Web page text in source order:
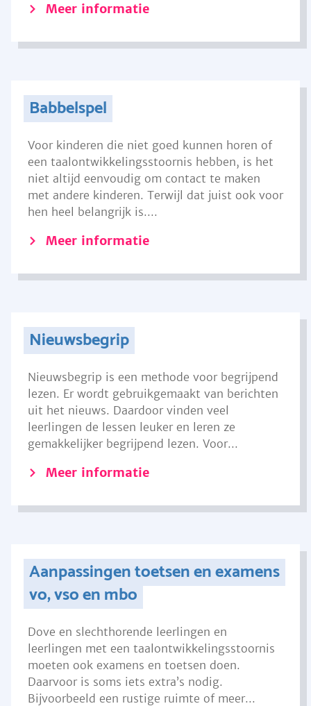
Meer informatie
Babbelspel
Voor kinderen die niet goed kunnen horen of
een taalontwikkelingsstoornis hebben, is het
niet altijd eenvoudig om contact te maken
met andere kinderen. Terwijl dat juist ook voor
hen heel belangrijk is....
Meer informatie
Nieuwsbegrip
Nieuwsbegrip is een methode voor begrijpend
lezen. Er wordt gebruikgemaakt van berichten
uit het nieuws. Daardoor vinden veel
leerlingen de lessen leuker en leren ze
gemakkelijker begrijpend lezen. Voor...
Meer informatie
Aanpassingen toetsen en examens
vo, vso en mbo
Dove en slechthorende leerlingen en
leerlingen met een taalontwikkelingsstoornis
moeten ook examens en toetsen doen.
Daarvoor is soms iets extra’s nodig.
Bijvoorbeeld een rustige ruimte of meer...